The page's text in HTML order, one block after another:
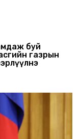
буй
газрын